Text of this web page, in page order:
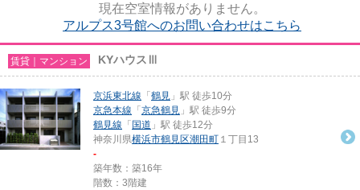
現在空室情報がありません。
アルプス3号館へのお問い合わせはこちら
賃貸｜マンション KYハウスⅢ
京浜東北線 「 鶴見 」駅 徒歩10分
京急本線 「 京急鶴見 」駅 徒歩9分
鶴見線 「 国道 」駅 徒歩12分
神奈川県横浜市鶴見区潮田町 １丁目13
-
築年数：築16年
階数：3階建